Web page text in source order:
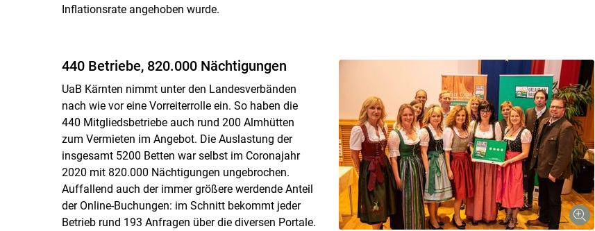
Inflationsrate angehoben wurde.
440 Betriebe, 820.000 Nächtigungen
UaB Kärnten nimmt unter den Landesverbänden
nach wie vor eine Vorreiterrolle ein. So haben die
440 Mitgliedsbetriebe auch rund 200 Almhütten
zum Vermieten im Angebot. Die Auslastung der
insgesamt 5200 Betten war selbst im Coronajahr
2020 mit 820.000 Nächtigungen ungebrochen.
Auffallend auch der immer größere werdende Anteil
der Online-Buchungen: im Schnitt bekommt jeder
Betrieb rund 193 Anfragen über die diversen Portale.